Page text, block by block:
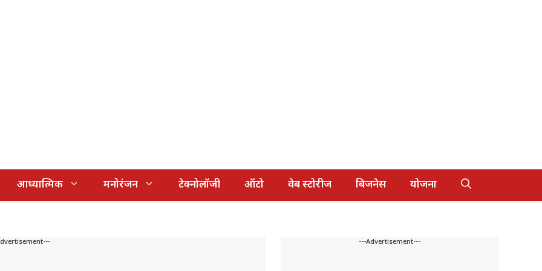
आध्यात्मिक मनोरंजन टेक्नोलॉजी ऑटो वेब स्टोरीज बिजनेस योजना
---Advertisement---